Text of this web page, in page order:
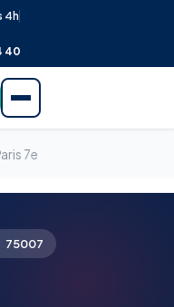
4h
40
7e
75007